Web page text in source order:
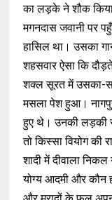
का लड़के ने शौक
मगनदास जवानी पर
हासिल था। उसका
शहसवार ऐसा कि
शक्ल सूरत में उसका-
मसला पेश हुआ।
हुए थे। उनकी लड़की से
तो किस्सा वियोग की
शादी में दीवाला
योग्य आदमी और कौन